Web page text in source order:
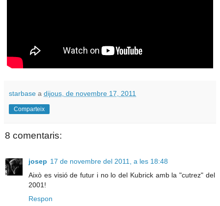
starbase a dijous, de novembre 17, 2011
Comparteix
8 comentaris:
josep 17 de novembre del 2011, a les 18:48
Això es visió de futur i no lo del Kubrick amb la "cutrez" del
2001!
Respon